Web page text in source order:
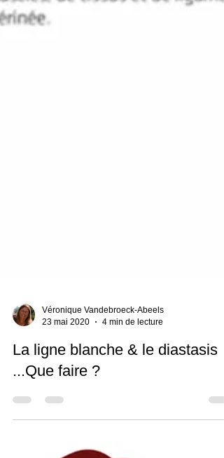
Véronique Vandebroeck-Abeels
23 mai 2020